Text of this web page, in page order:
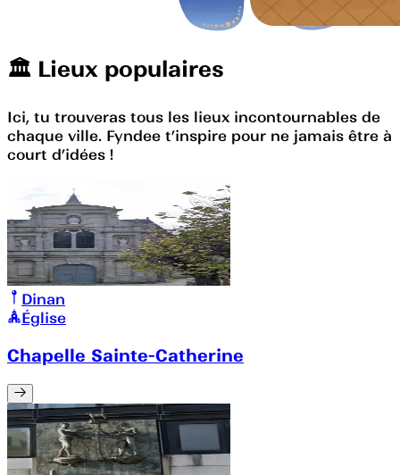
🏛️️ Lieux populaires
Ici, tu trouveras tous les lieux incontournables de
chaque ville. Fyndee t’inspire pour ne jamais être à
court d’idées !
Dinan
Église
Chapelle Sainte-Catherine